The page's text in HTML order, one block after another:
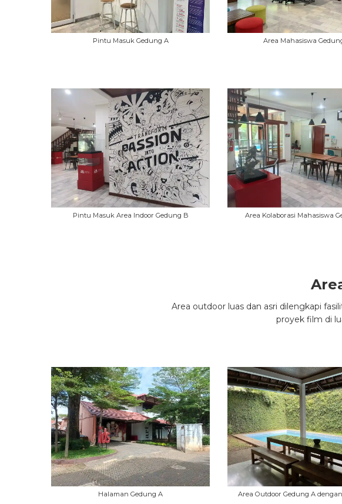
Pintu Masuk Gedung A Area Mahasiswa
Pintu Masuk Area Indoor Gedung B Area Kolaborasi Mahasiswa
Area outdoor luas dan asri dilengkapi
proyek film di
Halaman Gedung A Area Outdoor Gedung A